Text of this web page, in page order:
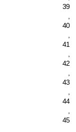
39
40
41
42
43
44
45